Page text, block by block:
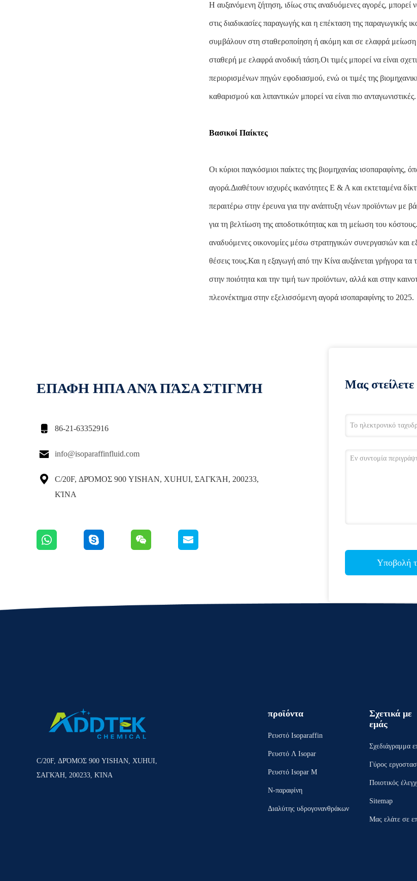
Η αυξανόμενη ζήτηση, ιδίως στις αναδυόμενες αγορές, μπορεί
στις διαδικασίες παραγωγής και η επέκταση της παραγωγικής
συμβάλουν στη σταθεροποίηση ή ακόμη και σε ελαφρά μείωση
σταθερή με ελαφρά ανοδική τάση.Οι τιμές μπορεί να είναι
περιορισμένων πηγών εφοδιασμού, ενώ οι τιμές της
καθαρισμού και λιπαντικών μπορεί να είναι πιο ανταγωνιστικές.
Βασικοί Παίκτες
Οι κύριοι παγκόσμιοι παίκτες της βιομηχανίας
αγορά.Διαθέτουν ισχυρές ικανότητες Ε & Α και εκτεταμένα
περαιτέρω στην έρευνα για την ανάπτυξη νέων προϊόντων με
για τη βελτίωση της αποδοτικότητας και τη μείωση του
αναδυόμενες οικονομίες μέσω στρατηγικών συνεργασιών και
θέσεις τους.Και η εξαγωγή από την Κίνα αυξάνεται γρήγορα τα
στην ποιότητα και την τιμή των προϊόντων, αλλά και στην
πλεονέκτημα στην εξελισσόμενη αγορά ισοπαραφίνης το 2025.
ΕΠΑΦΗ ΗΠΑ ΑΝΆ ΠΆΣΑ ΣΤΙΓΜΉ
 86-21-63352916
 info@isoparaffinfluid.com

C/20F, ΔΡΌΜΟΣ 900 YISHAN, XUHUI, ΣΑΓΚΆΗ, 200233,
ΚΊΝΑ
Μας
Υποβολή
C/20F, ΔΡΌΜΟΣ 900 YISHAN, XUHUI,
ΣΑΓΚΆΗ, 200233, ΚΊΝΑ
προϊόντα
Ρευστό Isoparaffin
Ρευστό Λ Isopar
Ρευστό Isopar Μ
N-παραφίνη
Διαλύτης υδρογονανθράκων
Σχετικά με
εμάς
Σχεδιάγραμμα
Γύρος
Ποιοτικός
Sitemap
Μας ελάτε σε